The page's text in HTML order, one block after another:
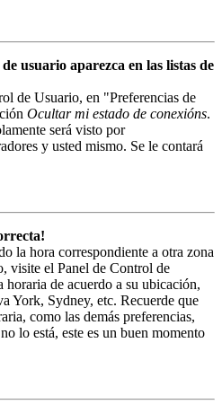
usuario aparezca en las listas de
de Usuario, en "Preferencias de
Ocultar mi estado de conexións.
será visto por
y usted mismo. Se le contará
la hora correspondiente a otra zona
visite el Panel de Control de
de acuerdo a su ubicación,
York, Sydney, etc. Recuerde que
como las demás preferencias,
lo está, este es un buen momento